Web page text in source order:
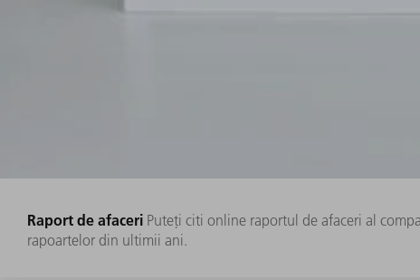
Raport de afaceri Puteți citi online raportul de afaceri al
rapoartelor din ultimii ani.